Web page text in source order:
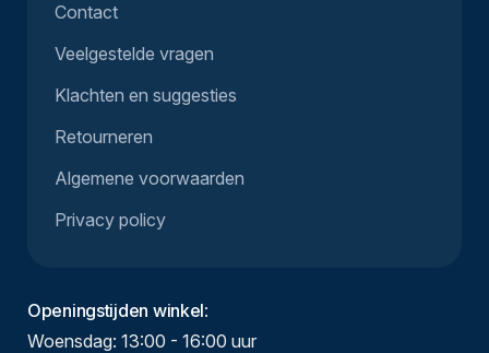
Contact
Veelgestelde vragen
Klachten en suggesties
Retourneren
Algemene voorwaarden
Privacy policy
Openingstijden winkel:
Woensdag: 13:00 - 16:00 uur